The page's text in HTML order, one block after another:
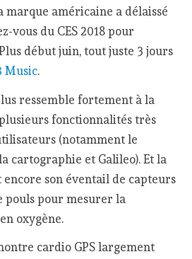
marque américaine a délaissé
vous du CES 2018 pour
début juin, tout juste 3 jours
Music.
ressemble fortement à la
fonctionnalités très
(notamment le
cartographie et Galileo). Et la
son éventail de capteurs
pouls pour mesurer la
oxygène.
cardio GPS largement